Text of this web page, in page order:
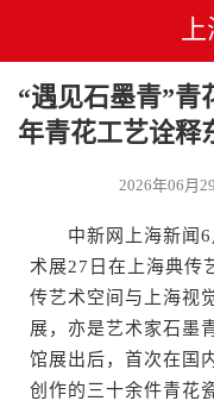
“遇见石墨青”青
年青花工艺诠释
2026年06月
中新网上海新闻6
术展27日在上海典传
传艺术空间与上海视
展，亦是艺术家石墨
馆展出后，首次在国
创作的三十余件青花